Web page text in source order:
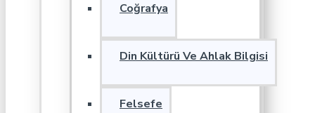
Coğrafya
Din Kültürü Ve Ahlak Bilgisi
Felsefe